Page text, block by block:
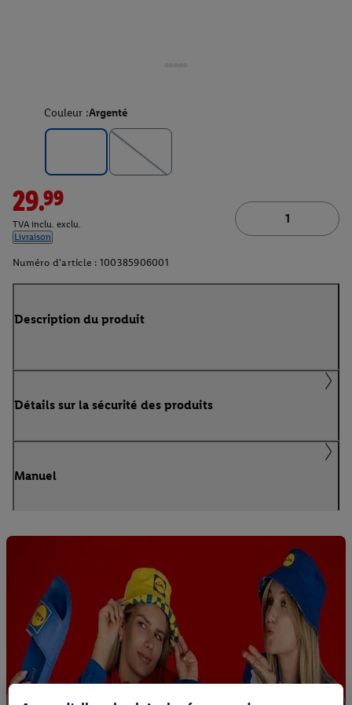
Couleur :Argenté
29.99
TVA inclu. exclu.
Livraison
Numéro d'article : 100385906001
Description du produit
Détails sur la sécurité des produits
Manuel